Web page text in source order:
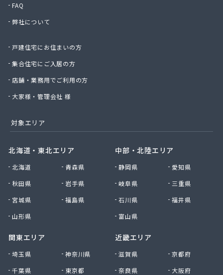
FAQ
弊社について
戸建住宅にお住まいの方
集合住宅にご入居の方
店舗・業務用でご利用の方
大家様・管理会社 様
対象エリア
北海道・東北エリア
北海道
青森県
秋田県
岩手県
宮城県
福島県
山形県
関東エリア
埼玉県
神奈川県
千葉県
東京都
中部・北陸エリア
静岡県
愛知県
岐阜県
三重県
石川県
福井県
富山県
近畿エリア
滋賀県
京都府
奈良県
大阪府